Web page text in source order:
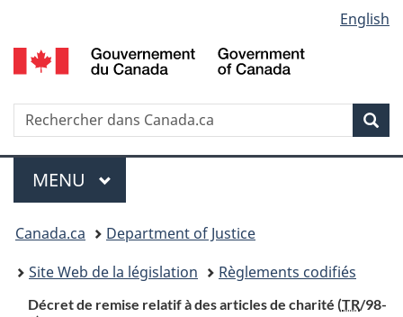
au
contenu
propos
de
la
HTML
simplifiée
selection
English
Recherche
Menu
MENU PRINCIPAL
You
are
here:
Canada.ca
Department of Justice
Site Web de la législation
Règlements codifiés
Décret de remise relatif à des articles de charité (TR/98-